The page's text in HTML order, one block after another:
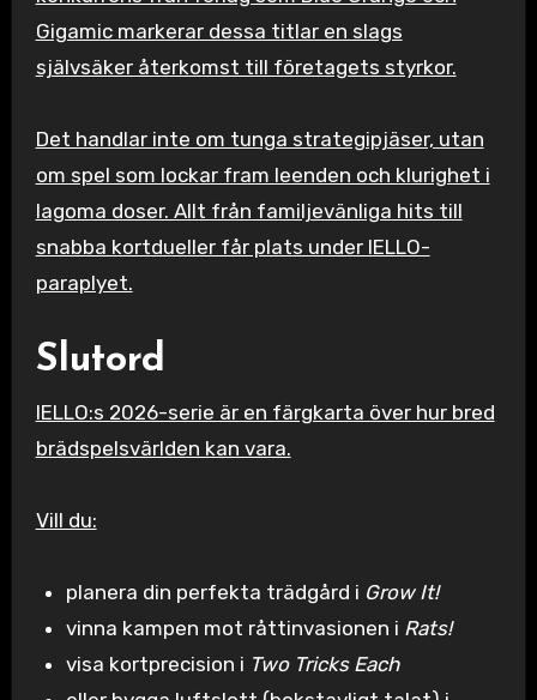
Gigamic markerar dessa titlar en slags
självsäker återkomst till företagets styrkor.
Det handlar inte om tunga strategipjäser, utan
om spel som lockar fram leenden och klurighet i
lagoma doser. Allt från familjevänliga hits till
snabba kortdueller får plats under IELLO-
paraplyet.
Slutord
IELLO:s 2026-serie är en färgkarta över hur bred
brädspelsvärlden kan vara.
Vill du:
planera din perfekta trädgård i Grow It!
vinna kampen mot råttinvasionen i Rats!
visa kortprecision i Two Tricks Each